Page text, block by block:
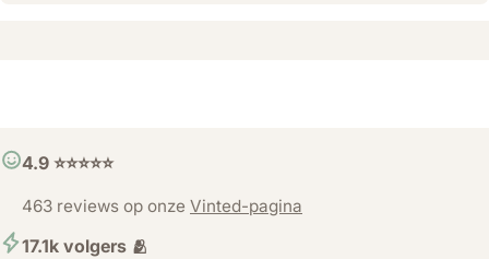
4.9 ⭐️⭐️⭐️⭐️⭐️
463 reviews op onze Vinted-pagina
17.1k volgers 🫂